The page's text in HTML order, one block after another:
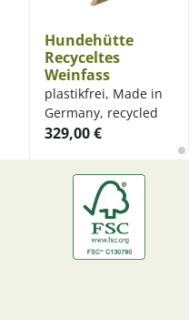
Hundehütte
Recyceltes
Weinfass
plastikfrei, Made in
Germany, recycled
329,00€